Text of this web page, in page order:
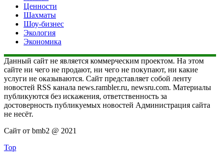
Ценности
Шахматы
Шоу-бизнес
Экология
Экономика
Данный сайт не является коммерческим проектом. На этом
сайте ни чего не продают, ни чего не покупают, ни какие
услуги не оказываются. Сайт представляет собой ленту
новостей RSS канала news.rambler.ru, newsru.com. Материалы
публикуются без искажения, ответственность за
достоверность публикуемых новостей Администрация сайта
не несёт.
Сайт от bmb2 @ 2021
Top